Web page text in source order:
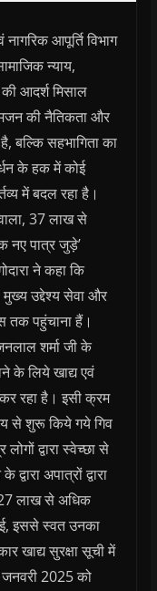
आपूर्ति विभाग
न्याय,
की आदर्श मिसाल
की नैतिकता और
बल्कि सहभागिता का
के हक में कोई
में बदल रहा है।
37 लाख से
नए पात्र जुड़े’
ने कहा कि
उद्देश्य सेवा और
तक पहुंचाना हैं।
शर्मा जी के
के लिये खाद्य एवं
कर रहा है। इसी क्रम
से शुरू किये गये गिव
द्वारा स्वेच्छा से
अपात्रों द्वारा
लाख से अधिक
इससे स्वत उनका
खाद्य सुरक्षा सूची में
2025 को